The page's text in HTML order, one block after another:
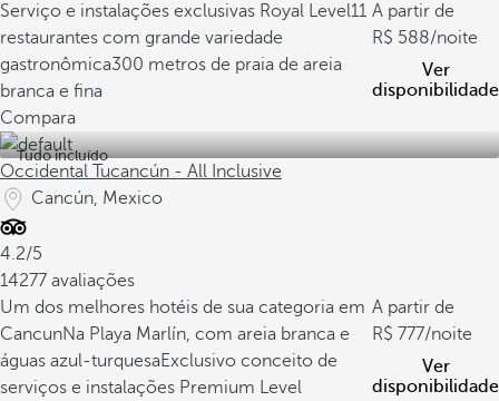
Serviço e instalações exclusivas Royal Level11
restaurantes com grande variedade
gastronômica300 metros de praia de areia
branca e fina
A partir de
588/noite
Ver
disponibilidade
Compara
Tudo incluído
Occidental Tucancún - All Inclusive
Cancún, Mexico
4.2/5
14277 avaliações
Um dos melhores hotéis de sua categoria em
CancunNa Playa Marlín, com areia branca e
águas azul-turquesaExclusivo conceito de
serviços e instalações Premium Level
A partir de
777/noite
Ver
disponibilidade